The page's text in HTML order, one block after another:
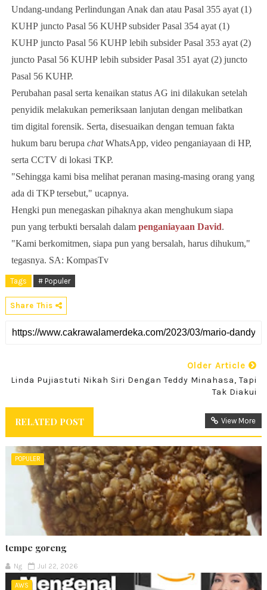
Undang-undang Perlindungan Anak dan atau Pasal 355 ayat (1)
KUHP juncto Pasal 56 KUHP subsider Pasal 354 ayat (1)
KUHP juncto Pasal 56 KUHP lebih subsider Pasal 353 ayat (2)
juncto Pasal 56 KUHP lebih subsider Pasal 351 ayat (2) juncto
Pasal 56 KUHP.
Perubahan pasal serta kenaikan status AG ini dilakukan setelah
penyidik melakukan pemeriksaan lanjutan dengan melibatkan
tim digital forensik. Serta, disesuaikan dengan temuan fakta
hukum baru berupa chatWhatsApp, video penganiayaan di HP,
serta CCTV di lokasi TKP.
"Sehingga kami bisa melihat peranan masing-masing orang yang
ada di TKP tersebut," ucapnya.
Hengki pun menegaskan pihaknya akan menghukum siapa
pun yang terbukti bersalah dalam penganiayaan David.
"Kami berkomitmen, siapa pun yang bersalah, harus dihukum,"
tegasnya. SA: KompasTv
Tags # Populer
Share This
Older Article
Linda Pujiastuti Nikah Siri Dengan Teddy Minahasa, Tapi
Tak Diakui
RELATED POST View More
POPULER
tempe goreng
Ng Jul 22, 2026
AWS